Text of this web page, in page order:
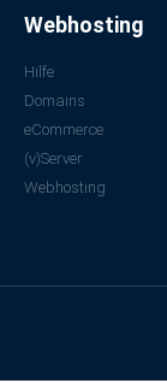
Webhosting
Hilfe
Domains
eCommerce
(v)Server
Webhosting